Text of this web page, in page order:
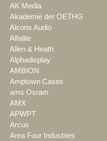
AK Media
Akademie der OETHG
Alcons Audio
Alfalite
Allen & Heath
Alphadisplay
AMBION
Amptown Cases
ams Osram
AMX
APWPT
Arcus
Area Four Industries